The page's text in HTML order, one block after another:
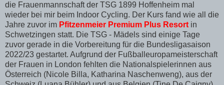
die Frauenmannschaft der TSG 1899 Hoffenheim mal
wieder bei mir beim Indoor Cycling. Der Kurs fand wie all die
Jahre zuvor im Pfitzenmeier Premium Plus Resort in
Schwetzingen statt. Die TSG - Mädels sind einige Tage
zuvor gerade in die Vorbereitung für die Bundesligasaison
2022/23 gestartet. Aufgrund der Fußballeuropameisterschaft
der Frauen in London fehlten die Nationalspielerinnen aus
Österreich (Nicole Billa, Katharina Naschenweng), aus der